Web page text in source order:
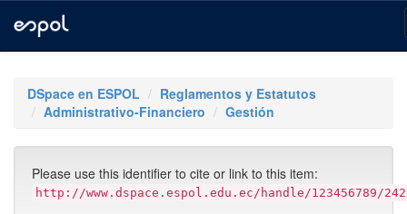
navigationDSpace en ESPOL
Reglamentos y Estatutos
Administrativo-Financiero
Gestión
Please use this identifier to cite or link to this item:
http://www.dspace.espol.edu.ec/handle/123456789/